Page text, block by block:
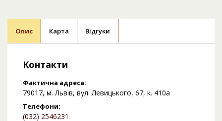
Опис Карта Відгуки
Контакти
Фактична адреса:
79017, м. Львів, вул. Левицького, 67, к. 410а
Телефони:
(032) 2546231